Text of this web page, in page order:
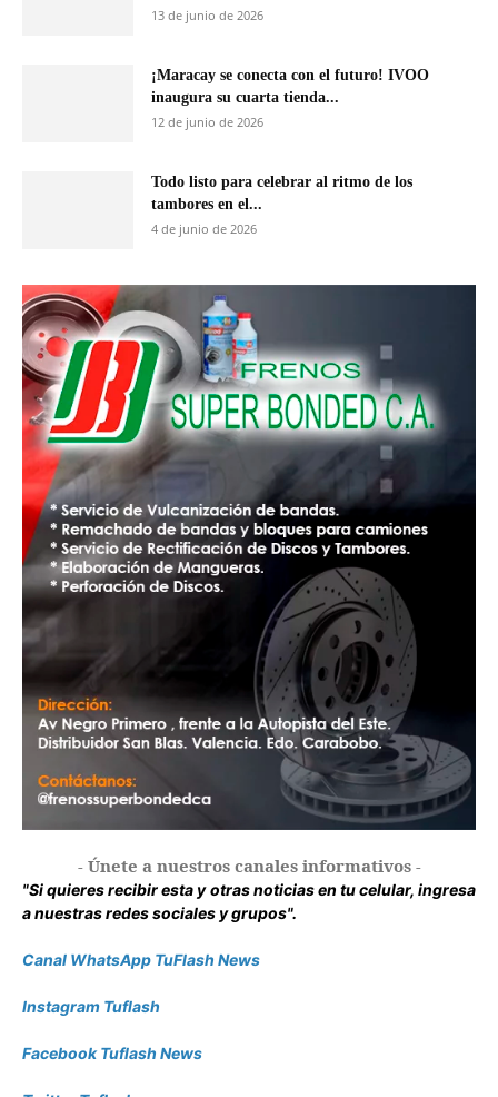
13 de junio de 2026
¡Maracay se conecta con el futuro! IVOO
inaugura su cuarta tienda...
12 de junio de 2026
Todo listo para celebrar al ritmo de los
tambores en el...
4 de junio de 2026
- Únete a nuestros canales informativos -
"Si quieres recibir esta y otras noticias en tu celular, ingresa
a nuestras redes sociales y grupos".
Canal WhatsApp TuFlash News
Instagram Tuflash
Facebook Tuflash News